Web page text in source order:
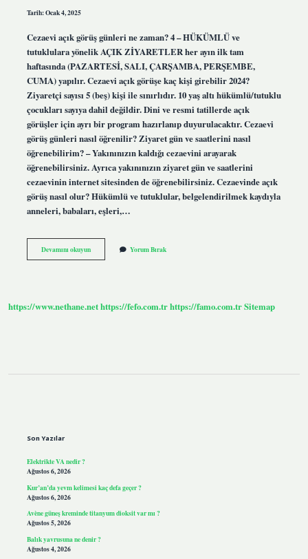
Tarih: Ocak 4, 2025
Cezaevi açık görüş günleri ne zaman? 4 – HÜKÜMLÜ ve
tutuklulara yönelik AÇIK ZİYARETLER her ayın ilk tam
haftasında (PAZARTESİ, SALI, ÇARŞAMBA, PERŞEMBE,
CUMA) yapılır. Cezaevi açık görüşe kaç kişi girebilir 2024?
Ziyaretçi sayısı 5 (beş) kişi ile sınırlıdır. 10 yaş altı hükümlü/tutuklu
çocukları sayıya dahil değildir. Dini ve resmi tatillerde açık
görüşler için ayrı bir program hazırlanıp duyurulacaktır. Cezaevi
görüş günleri nasıl öğrenilir? Ziyaret gün ve saatlerini nasıl
öğrenebilirim? – Yakınınızın kaldığı cezaevini arayarak
öğrenebilirsiniz. Ayrıca yakınınızın ziyaret gün ve saatlerini
cezaevinin internet sitesinden de öğrenebilirsiniz. Cezaevinde açık
görüş nasıl olur? Hükümlü ve tutuklular, belgelendirilmek kaydıyla
anneleri, babaları, eşleri,…
Devamını okuyunKapalı
Cezaevinin
Yorum Bırak
https://www.nethane.nethttps://fefo.com.trhttps://famo.com.trSitemap
Son Yazılar
Elektrikte VA nedir ?
Ağustos 6, 2026
Kur’an’da yevm kelimesi kaç defa geçer ?
Ağustos 6, 2026
Avène güneş kreminde titanyum dioksit var mı ?
Ağustos 5, 2026
Balık yavrusuna ne denir ?
Ağustos 4, 2026